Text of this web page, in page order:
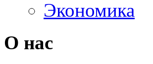
Экономика
О нас